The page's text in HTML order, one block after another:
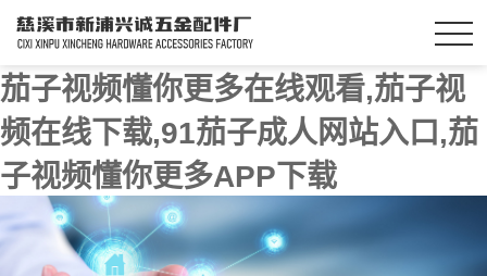
茄子视频懂你更多在线观看,茄子视
频在线下载,91茄子成人网站入口,茄
子视频懂你更多APP下载